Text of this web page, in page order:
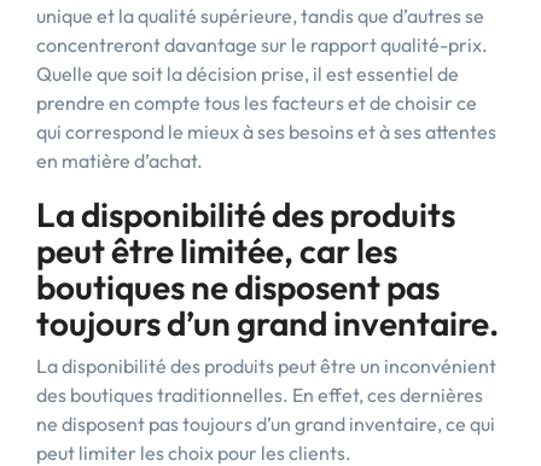
unique et la qualité supérieure, tandis que d’autres se
concentreront davantage sur le rapport qualité-prix.
Quelle que soit la décision prise, il est essentiel de
prendre en compte tous les facteurs et de choisir ce
qui correspond le mieux à ses besoins et à ses attentes
en matière d’achat.
La disponibilité des produits
peut être limitée, car les
boutiques ne disposent pas
toujours d’un grand inventaire.
La disponibilité des produits peut être un inconvénient
des boutiques traditionnelles. En effet, ces dernières
ne disposent pas toujours d’un grand inventaire, ce qui
peut limiter les choix pour les clients.